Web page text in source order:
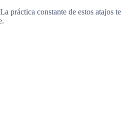
práctica constante de estos atajos te